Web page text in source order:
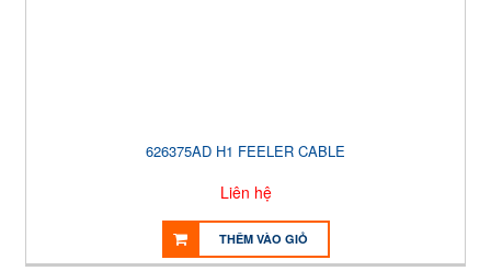
626375AD H1 FEELER CABLE
Liên hệ
THÊM VÀO GIỎ